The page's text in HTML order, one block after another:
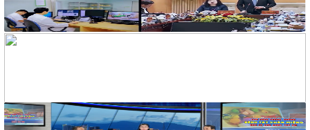
V/v Mời báo giá dịch vụ nước uống cho hoạt động truyền
thông phòng, chống tác hại thuốc lá
V/v mời báo giá thuê âm thanh, ánh sáng, loa và micro tuyên
truyền hoạt động mít tinh Hưởng ứng Tuần lễ Quốc gia không